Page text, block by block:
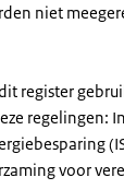
niet
register
regelingen:
voor